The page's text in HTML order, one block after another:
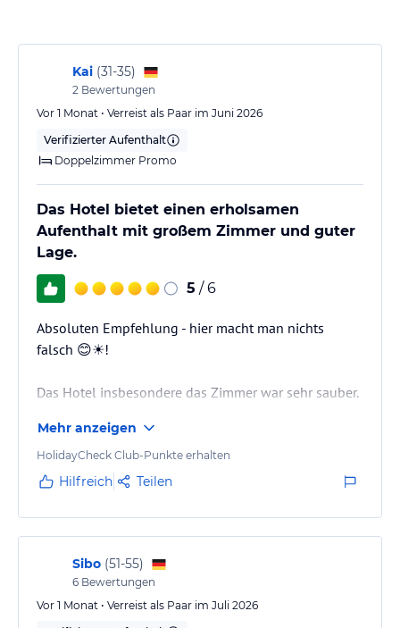
Hinweis: Allgemeine und unverbindliche
Hoteliers-/Veranstalter-/Kataloginformationen. Alle Angaben
lies vor der Buchung die verbindlichen
jeweiligen Veranstalters.
Kai (31-35)
2 Bewertungen
Vor 1 Monat • Verreist als Paar im Juni 2026
Verifizierter Aufenthalt
Doppelzimmer Promo
Das Hotel bietet einen erholsamen
Aufenthalt mit großem Zimmer und guter
Lage.
5 / 6
Absoluten Empfehlung - hier macht man nichts
falsch 😊☀️!
Das Hotel insbesondere das Zimmer war sehr sauber.
natürlich positiv überraschte.
Die Mitgäste waren durchgehend angenehm.
Das Personal versuchte einem alles möglich zu
im Ess- und am Pool-Bereich).
Freundlichkeit und Hilfsbereitschaft wird hier !GROß!
geschrieben.
Das Buffet bot, was zu einem ausgiebigen Frühstück
und Abendessen dazugehört.
Mehr anzeigen
HolidayCheck Club-Punkte erhalten
Hilfreich Teilen
Sibo (51-55)
6 Bewertungen
Vor 1 Monat • Verreist als Paar im Juli 2026